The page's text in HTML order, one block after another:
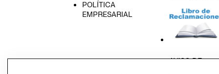
POLÍTICA
EMPRESARIAL
AVISO DE